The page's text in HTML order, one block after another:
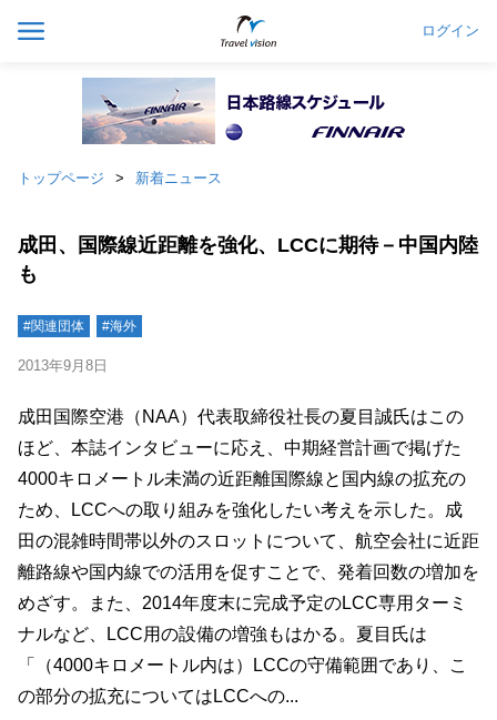
ログイン
トップページ 新着ニュース
成田、国際線近距離を強化、LCCに期待－中国内陸
も
#関連団体 #海外
2013年9月8日
成田国際空港（NAA）代表取締役社長の夏目誠氏はこの
ほど、本誌インタビューに応え、中期経営計画で掲げた
4000キロメートル未満の近距離国際線と国内線の拡充の
ため、LCCへの取り組みを強化したい考えを示した。成
田の混雑時間帯以外のスロットについて、航空会社に近距
離路線や国内線での活用を促すことで、発着回数の増加を
めざす。また、2014年度末に完成予定のLCC専用ターミ
ナルなど、LCC用の設備の増強もはかる。夏目氏は
「（4000キロメートル内は）LCCの守備範囲であり、こ
の部分の拡充についてはLCCへの...